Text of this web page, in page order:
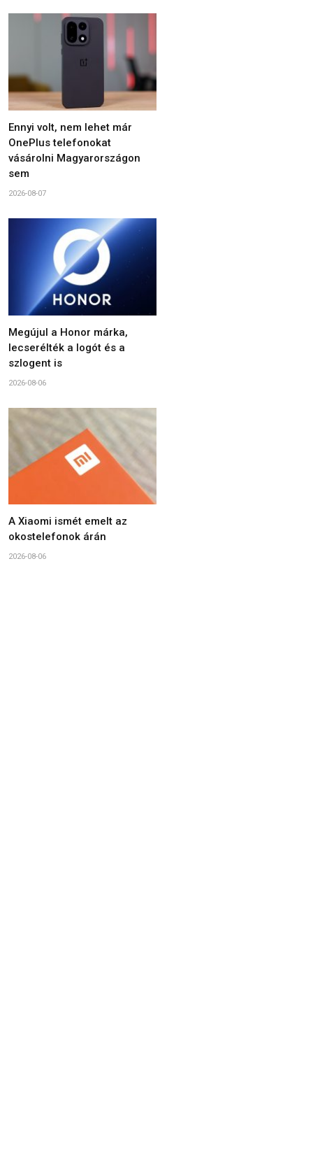
Ennyi volt, nem lehet már
OnePlus telefonokat
vásárolni Magyarországon
sem
2026-08-07
Megújul a Honor márka,
lecserélték a logót és a
szlogent is
2026-08-06
A Xiaomi ismét emelt az
okostelefonok árán
2026-08-06